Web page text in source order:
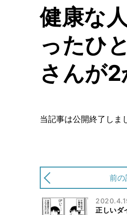
健康な
ったひ
さんが
当記事は公開終了しま
前の
正しいダ